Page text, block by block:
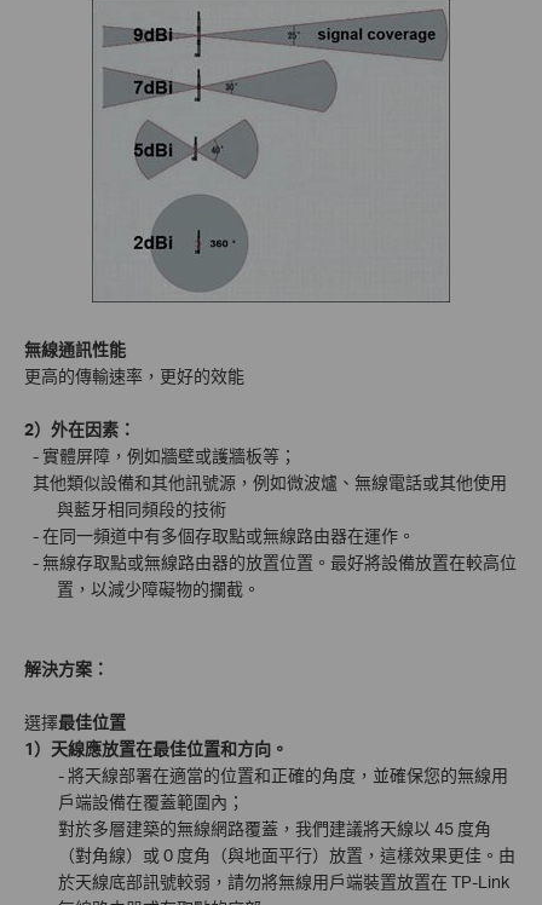
無線通訊性能
更高的傳輸速率，更好的效能
2）外在因素：
- 實體屏障，例如牆壁或護牆板等；
其他類似設備和其他訊號源，例如微波爐、無線電話或其他使用
與藍牙相同頻段的技術
- 在同一頻道中有多個存取點或無線路由器在運作。
- 無線存取點或無線路由器的放置位置。最好將設備放置在較高位
置，以減少障礙物的攔截。
解決方案：
選擇最佳位置
1）天線應放置在最佳位置和方向。
- 將天線部署在適當的位置和正確的角度，並確保您的無線用
戶端設備在覆蓋範圍內；
對於多層建築的無線網路覆蓋，我們建議將天線以 45 度角
（對角線）或 0 度角（與地面平行）放置，​​這樣效果更佳。由
於天線底部訊號較弱，請勿將無線用戶端裝置放置在 TP-Link